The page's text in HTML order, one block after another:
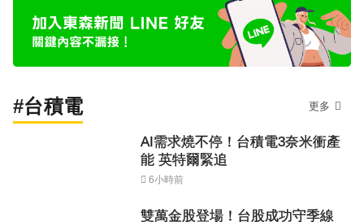
#台積電 更多
AI需求燒不停！台積電3奈米衝產
能 英特爾緊追
6小時前
雙萬金股登場！台股成功守季線